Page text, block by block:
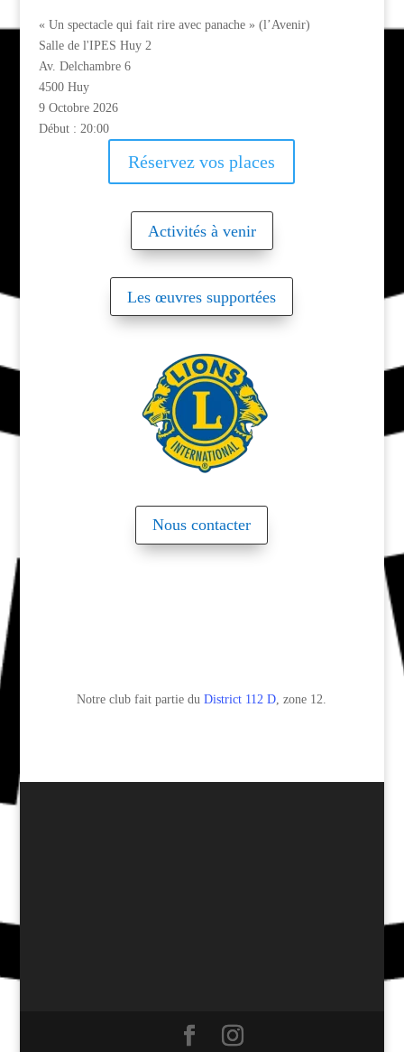
« Un spectacle qui fait rire avec panache » (l’Avenir)
Salle de l'IPES Huy 2
Av. Delchambre 6
4500 Huy
9 Octobre 2026
Début : 20:00
Réservez vos places
Activités à venir
Les œuvres supportées
Nous contacter
Notre club fait partie duDistrict 112 D , zone 12.